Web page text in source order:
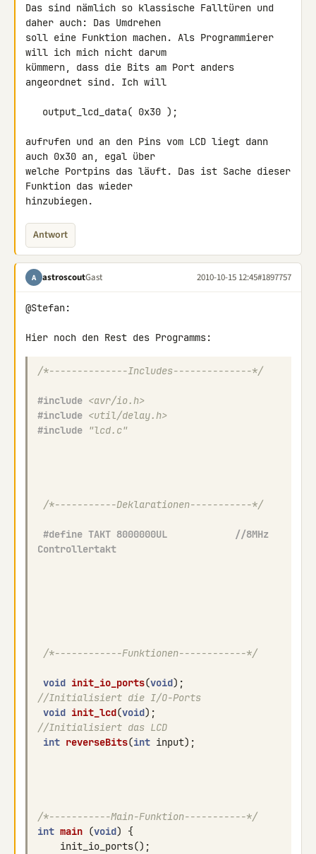
Das sind nämlich so klassische Falltüren und
daher auch: Das Umdrehen
soll eine Funktion machen. Als Programmierer
will ich mich nicht darum
kümmern, dass die Bits am Port anders
angeordnet sind. Ich will
aufrufen und an den Pins vom LCD liegt dann
auch 0x30 an, egal über
welche Portpins das läuft. Das ist Sache dieser
Funktion das wieder
hinzubiegen.
Antwort
A astroscoutGast 2010-10-15 12:45#1897757
@Stefan:
/*--------------Includes--------------*/
#include <avr/io.h>
#include <util/delay.h>
#include "lcd.c"
/*-----------Deklarationen-----------*/
#define TAKT 8000000UL            //8MHz
Controllertakt
/*------------Funktionen------------*/
void init_io_ports(void);
//Initialisiert die I/O-Ports
void init_lcd(void);
//Initialisiert das LCD
int reverseBits(int input);
/*-----------Main-Funktion-----------*/
int main (void)
{
init_io_ports();